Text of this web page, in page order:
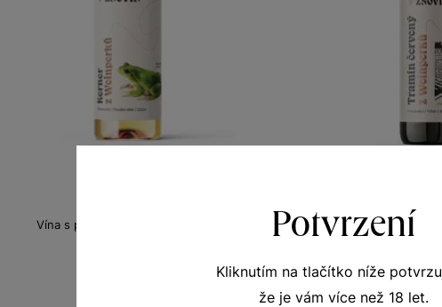
Vína s příběhem Rosnička zelená
Terroir -
Šarže
160
Potvrzení
Kliknutím na tlačítko níže
že je vám více než 18 let.